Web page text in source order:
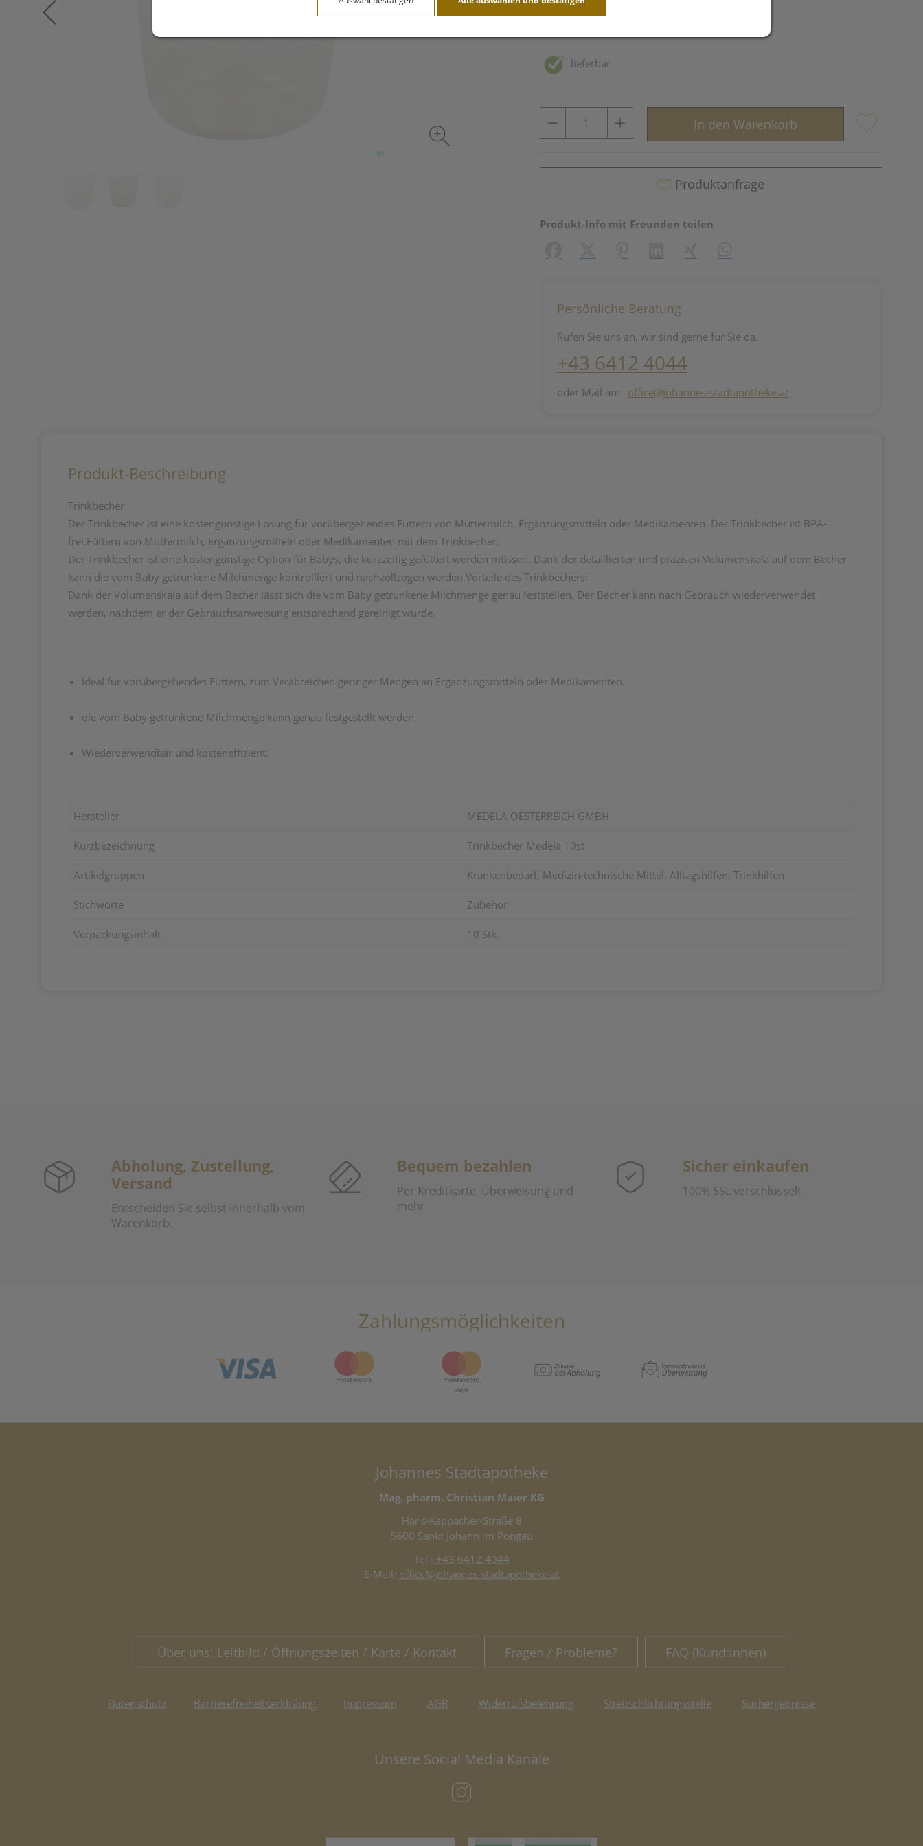
lieferbar
In den Warenkorb
Produktanfrage
Produkt-Info mit Freunden teilen
Persönliche Beratung
Rufen Sie uns an, wir sind gerne für Sie da.
+43 6412 4044
oder Mail an: office@johannes-stadtapotheke.at
Produkt-Beschreibung
Trinkbecher
Der Trinkbecher ist eine kostengünstige Lösung für vorübergehendes Füttern von Muttermilch, Ergänzungsmitteln oder Medikamenten. Der Trinkbecher ist BPA-
frei.Füttern von Muttermilch, Ergänzungsmitteln oder Medikamenten mit dem Trinkbecher:
Der Trinkbecher ist eine kostengünstige Option für Babys, die kurzzeitig gefüttert werden müssen. Dank der detaillierten und präzisen Volumenskala auf dem Becher
kann die vom Baby getrunkene Milchmenge kontrolliert und nachvollzogen werden.Vorteile des Trinkbechers:
Dank der Volumenskala auf dem Becher lässt sich die vom Baby getrunkene Milchmenge genau feststellen. Der Becher kann nach Gebrauch wiederverwendet
werden, nachdem er der Gebrauchsanweisung entsprechend gereinigt wurde.
Ideal für vorübergehendes Füttern, zum Verabreichen geringer Mengen an Ergänzungsmitteln oder Medikamenten.
die vom Baby getrunkene Milchmenge kann genau festgestellt werden.
Wiederverwendbar und kosteneffizient.
Hersteller MEDELA OESTERREICH GMBH
Kurzbezeichnung Trinkbecher Medela 10st
Artikelgruppen Krankenbedarf, Medizin-technische Mittel, Alltagshilfen, Trinkhilfen
Stichworte Zubehör
Verpackungsinhalt 10 Stk.
Abholung, Zustellung,
Versand
Entscheiden Sie selbst innerhalb vom
Warenkorb.
Bequem bezahlen
Per Kreditkarte, Überweisung und
mehr
Sicher einkaufen
100% SSL verschlüsselt
Zahlungsmöglichkeiten
Johannes Stadtapotheke
Mag. pharm. Christian Maier KG
Hans-Kappacher-Straße 8
5600 Sankt Johann im Pongau
Tel.: +43 6412 4044
E-Mail: office@johannes-stadtapotheke.at
Über uns: Leitbild / Öffnungszeiten / Karte / Kontakt Fragen / Probleme? FAQ (Kund:innen)
Datenschutz Barrierefreiheitserklräung Impressum AGB Widerrufsbelehrung Streitschlichtungsstelle Suchergebnisse
Unsere Social Media Kanäle